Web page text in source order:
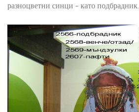
разноцветни синци - като подбрадник.